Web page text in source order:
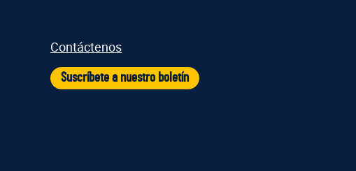
Contáctenos
Suscríbete a nuestro boletín